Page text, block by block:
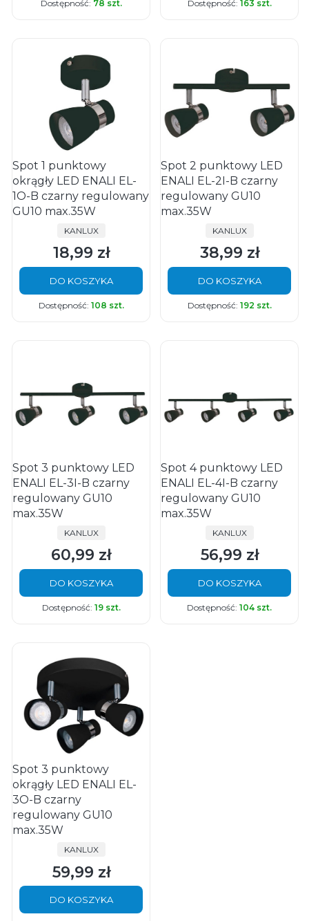
Dostępność: 78 szt. Dostępność: 163 szt.
Spot 1 punktowy
okrągły LED ENALI EL-
1O-B czarny regulowany
GU10 max.35W
PRODUCENT
KANLUX
Cena
18,99 zł
DO KOSZYKA
Dostępność: 108 szt.
Spot 2 punktowy LED
ENALI EL-2I-B czarny
regulowany GU10
max.35W
PRODUCENT
KANLUX
Cena
38,99 zł
DO KOSZYKA
Dostępność: 192 szt.
Spot 3 punktowy LED
ENALI EL-3I-B czarny
regulowany GU10
max.35W
PRODUCENT
KANLUX
Cena
60,99 zł
DO KOSZYKA
Dostępność: 19 szt.
Spot 4 punktowy LED
ENALI EL-4I-B czarny
regulowany GU10
max.35W
PRODUCENT
KANLUX
Cena
56,99 zł
DO KOSZYKA
Dostępność: 104 szt.
Spot 3 punktowy
okrągły LED ENALI EL-
3O-B czarny
regulowany GU10
max.35W
PRODUCENT
KANLUX
Cena
59,99 zł
DO KOSZYKA